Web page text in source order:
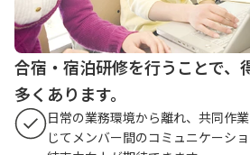
合宿・宿泊研修を行うことで、
多くあります。
日常の業務環境から離れ、共同作
じてメンバー間のコミュニケーシ